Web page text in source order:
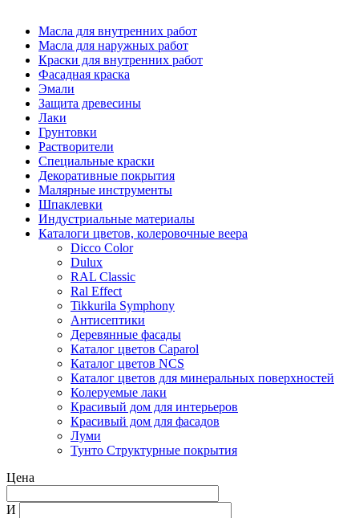
Масла для внутренних работ
Масла для наружных работ
Краски для внутренних работ
Фасадная краска
Эмали
Защита древесины
Лаки
Грунтовки
Растворители
Специальные краски
Декоративные покрытия
Малярные инструменты
Шпаклевки
Индустриальные материалы
Каталоги цветов, колеровочные веера
Dicco Color
Dulux
RAL Classic
Ral Effect
Tikkurila Symphony
Антисептики
Деревянные фасады
Каталог цветов Caparol
Каталог цветов NCS
Каталог цветов для минеральных поверхностей
Колеруемые лаки
Красивый дом для интерьеров
Красивый дом для фасадов
Луми
Тунто Структурные покрытия
Цена
И